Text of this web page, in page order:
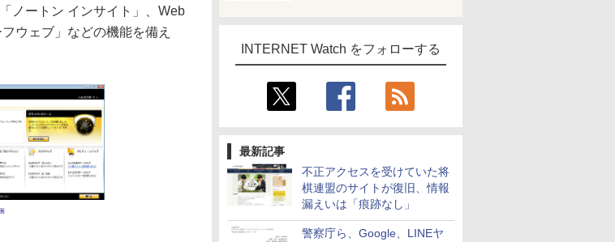
INTERNET Watch をフォローする
最新記事
不正アクセスを受けていた将
棋連盟のサイトが復旧、情報
漏えいは「痕跡なし」
警察庁ら、Google、LINEヤ
ノートン インサイト」、Web
ウェブ」などの機能を備え